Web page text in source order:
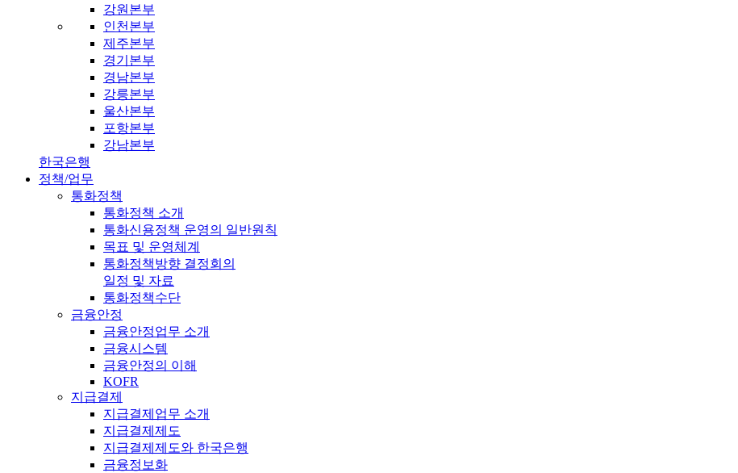
강원본부
인천본부
제주본부
경기본부
경남본부
강릉본부
울산본부
포항본부
강남본부
한국은행
정책/업무
통화정책
통화정책 소개
통화신용정책 운영의 일반원칙
목표 및 운영체계
통화정책방향 결정회의
일정 및 자료
통화정책수단
금융안정
금융안정업무 소개
금융시스템
금융안정의 이해
KOFR
지급결제
지급결제업무 소개
지급결제제도
지급결제제도와 한국은행
금융정보화